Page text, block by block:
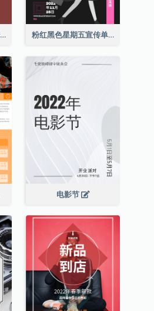
珊瑚红感恩节聚会宣传单张 粉红黑色星期五宣传单张
电影节